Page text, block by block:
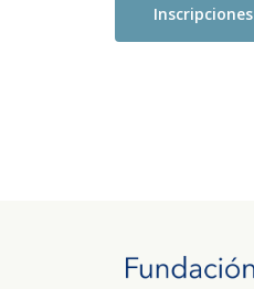
Inscripciones